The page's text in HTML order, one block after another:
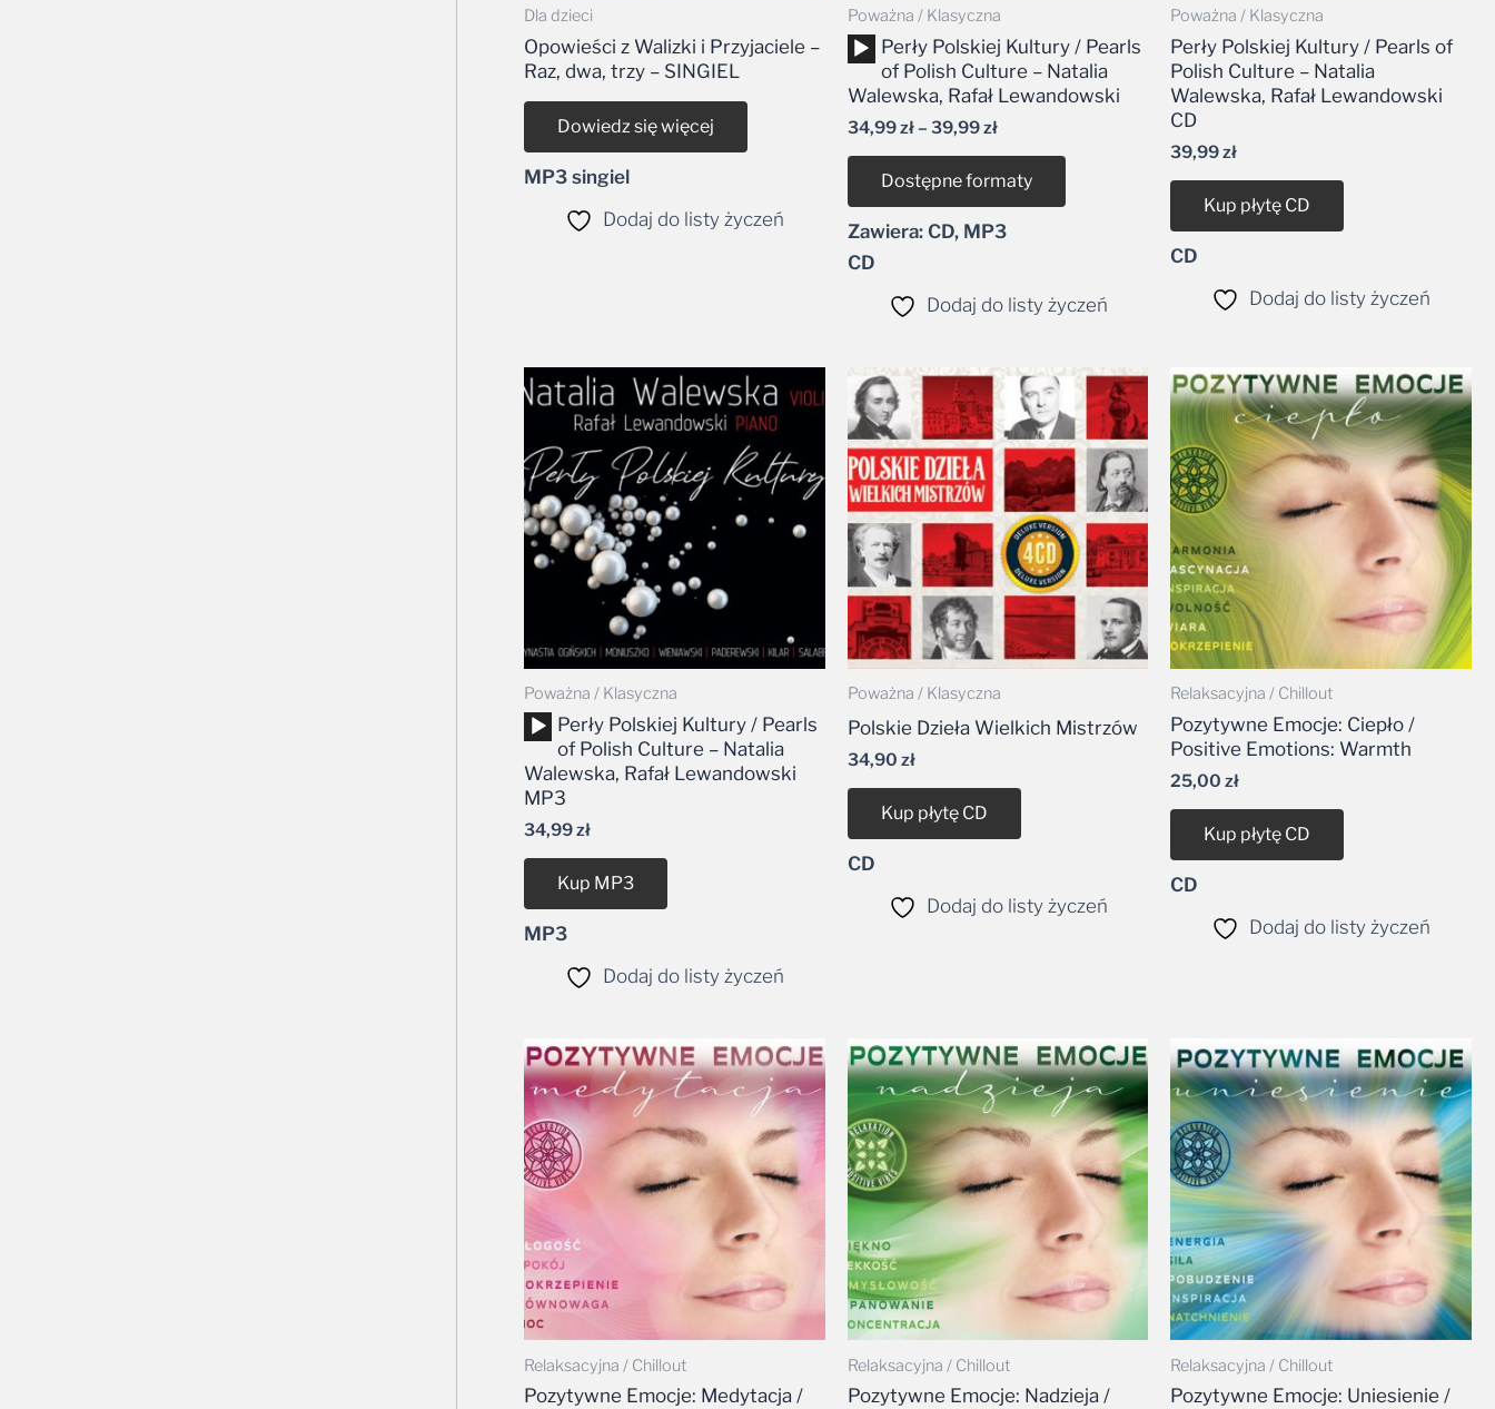
Dla dzieci
Opowieści z Walizki i Przyjaciele –
Raz, dwa, trzy – SINGIEL
Dowiedz się więcej
MP3 singiel
Dodaj do listy życzeń
Poważna / Klasyczna
Odtwarzacz
plików
dźwiękowych
Perły Polskiej Kultury / Pearls
of Polish Culture – Natalia
Walewska, Rafał Lewandowski
34,99zł– 39,99zł
Dostępne formaty
Zawiera: CD, MP3
CD
Dodaj do listy życzeń
Poważna / Klasyczna
Perły Polskiej Kultury / Pearls of
Polish Culture – Natalia
Walewska, Rafał Lewandowski
CD
39,99zł
Kup płytę CD
CD
Dodaj do listy życzeń
Poważna / Klasyczna
Odtwarzacz
plików
dźwiękowych
Perły Polskiej Kultury / Pearls
of Polish Culture – Natalia
Walewska, Rafał Lewandowski
MP3
34,99zł
Kup MP3
MP3
Dodaj do listy życzeń
Poważna / Klasyczna
Polskie Dzieła Wielkich Mistrzów
34,90 zł
Kup płytę CD
CD
Dodaj do listy życzeń
Relaksacyjna / Chillout
Pozytywne Emocje: Ciepło /
Positive Emotions: Warmth
25,00zł
Kup płytę CD
CD
Dodaj do listy życzeń
Relaksacyjna / Chillout
Pozytywne Emocje: Medytacja /
Relaksacyjna / Chillout
Pozytywne Emocje: Nadzieja /
Relaksacyjna / Chillout
Pozytywne Emocje: Uniesienie /